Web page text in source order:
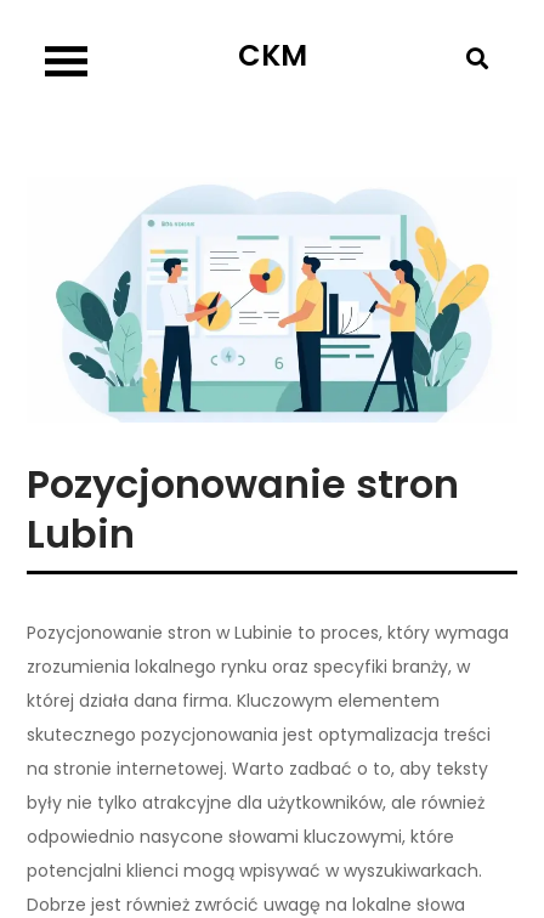
content
CKM
Pozycjonowanie stron
Lubin
Pozycjonowanie stron w Lubinie to proces, który wymaga
zrozumienia lokalnego rynku oraz specyfiki branży, w
której działa dana firma. Kluczowym elementem
skutecznego pozycjonowania jest optymalizacja treści
na stronie internetowej. Warto zadbać o to, aby teksty
były nie tylko atrakcyjne dla użytkowników, ale również
odpowiednio nasycone słowami kluczowymi, które
potencjalni klienci mogą wpisywać w wyszukiwarkach.
Dobrze jest również zwrócić uwagę na lokalne słowa